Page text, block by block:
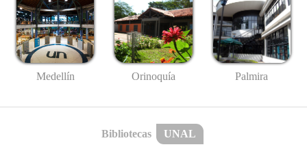
Medellín Orinoquía Palmira
Bibliotecas UNAL